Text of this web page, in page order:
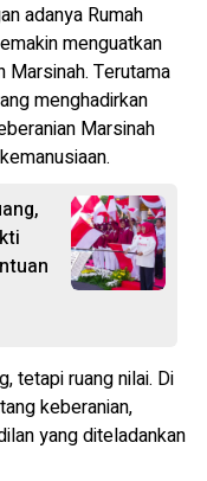
adanya Rumah
menguatkan
Marsinah. Terutama
menghadirkan
Marsinah
tetapi ruang nilai. Di
keberanian,
yang diteladankan